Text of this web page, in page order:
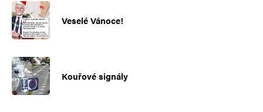
Veselé Vánoce!
Kouřové signály